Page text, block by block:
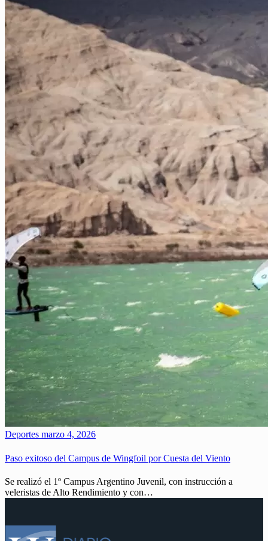
Deportes marzo 4, 2026
Paso exitoso del Campus de Wingfoil por Cuesta del Viento
Se realizó el 1º Campus Argentino Juvenil, con instrucción a
veleristas de Alto Rendimiento y con…